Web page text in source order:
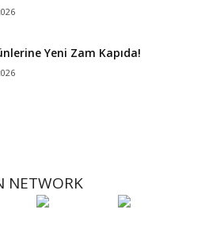
Yeni Zam Kapıda!
NETWORK